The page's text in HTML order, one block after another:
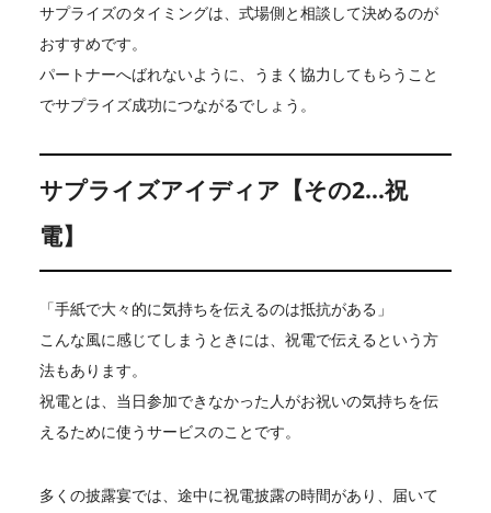
サプライズのタイミングは、式場側と相談して決めるのが
おすすめです。
パートナーへばれないように、うまく協力してもらうこと
でサプライズ成功につながるでしょう。
サプライズアイディア【その2…祝
電】
「手紙で大々的に気持ちを伝えるのは抵抗がある」
こんな風に感じてしまうときには、祝電で伝えるという方
法もあります。
祝電とは、当日参加できなかった人がお祝いの気持ちを伝
えるために使うサービスのことです。
多くの披露宴では、途中に祝電披露の時間があり、届いて